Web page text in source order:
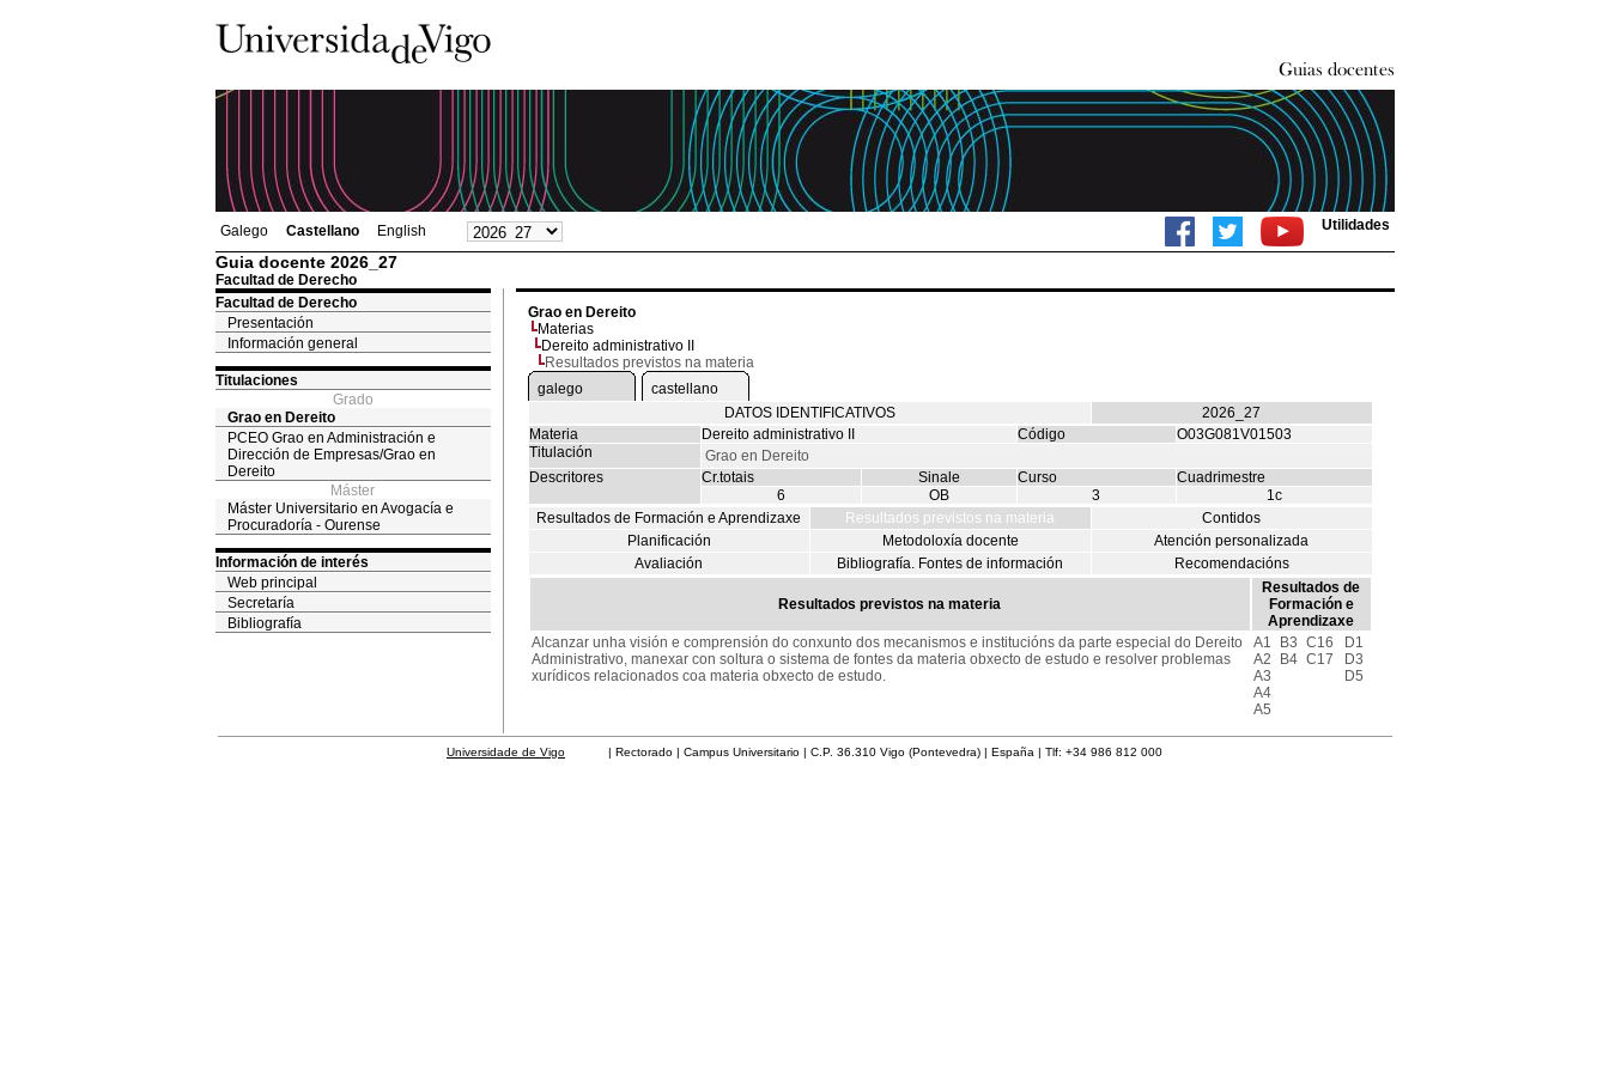
Galego Castellano English Utilidades
Guia docente 2026_27
Facultad de Derecho
Facultad de Derecho
Presentación
Información general
Titulaciones
Grado
Grao en Dereito
PCEO Grao en Administración e
Dirección de Empresas/Grao en
Dereito
Máster
Máster Universitario en Avogacía e
Procuradoría - Ourense
Información de interés
Web principal
Secretaría
Bibliografía
Grao en Dereito
Materias
Dereito administrativo II
Resultados previstos na materia
galego
castellano
DATOS IDENTIFICATIVOS
2026_27
Materia
Dereito administrativo II Código
O03G081V01503
Titulación
Grao en Dereito
Descritores
Cr.totais Sinale Curso
Cuadrimestre
6
OB 3
1c
Resultados de Formación e Aprendizaxe
Resultados previstos na materia
Contidos
Planificación
Metodoloxía docente
Atención personalizada
Avaliación
Bibliografía. Fontes de información Recomendacións
Resultados previstos na materia
Resultados de
Formación e
Aprendizaxe
Alcanzar unha visión e comprensión do conxunto dos mecanismos e institucións da parte especial do Dereito
Administrativo, manexar con soltura o sistema de fontes da materia obxecto de estudo e resolver problemas
xurídicos relacionados coa materia obxecto de estudo.
A1
A2
A3
A4
A5
B3
B4
C16
C17
D1
D3
D5
Universidade de Vigo | Rectorado | Campus Universitario | C.P. 36.310 Vigo (Pontevedra) | España | Tlf: +34 986 812 000